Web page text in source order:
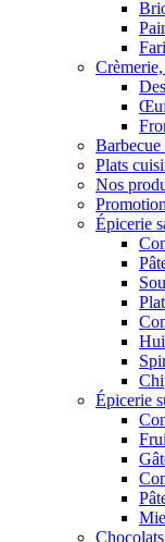
Barbecue
Plats
Nos
Épicerie
Épicerie
Chocolats